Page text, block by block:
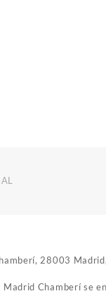
28003
Chamberí se